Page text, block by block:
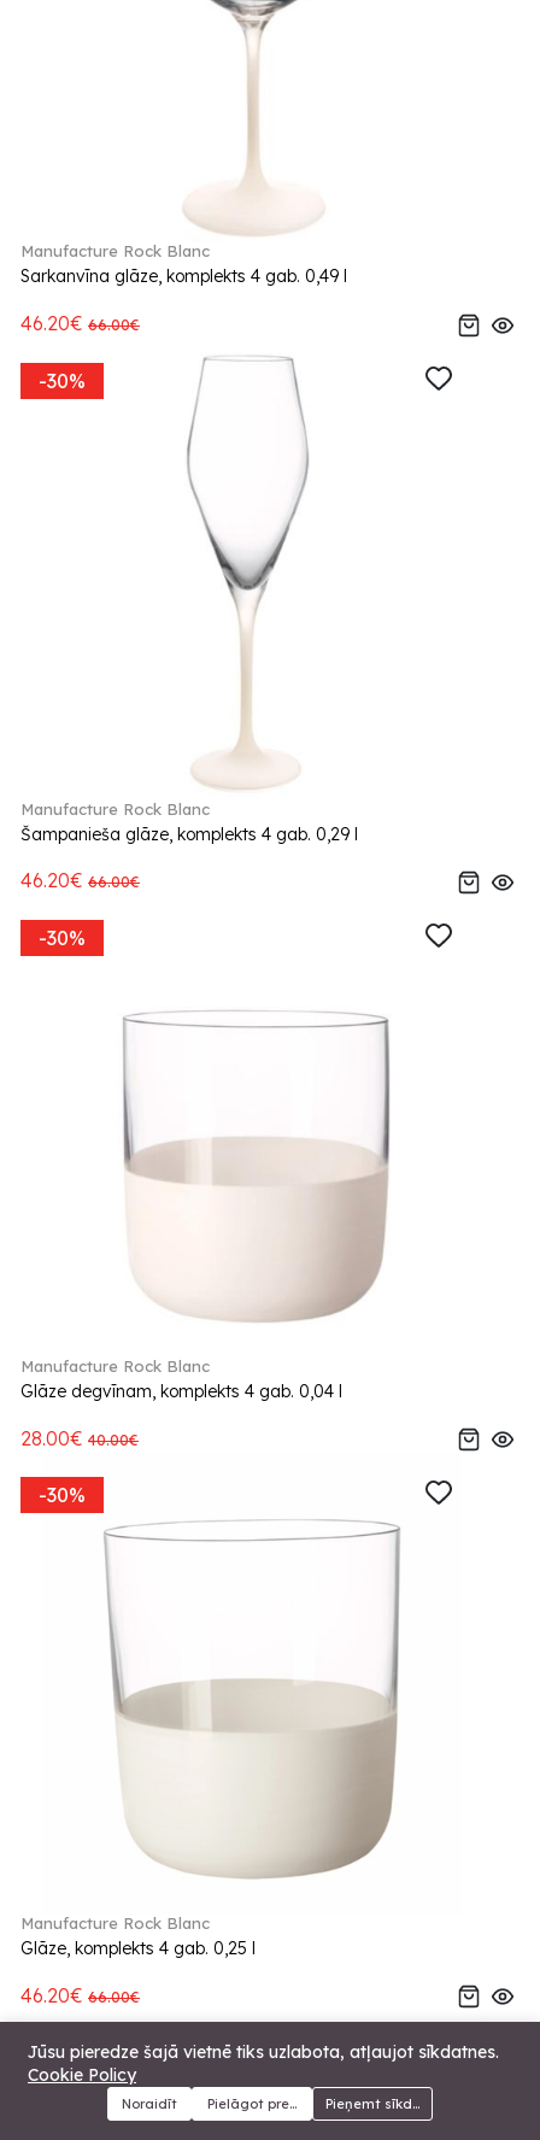
Menu Kategorijas Meklēt Grozs
Manufacture Rock Blanc
Sarkanvīna glāze, komplekts 4 gab. 0,49 l
46.20€ 66.00€
-30%
Manufacture Rock Blanc
Šampanieša glāze, komplekts 4 gab. 0,29 l
46.20€ 66.00€
-30%
Manufacture Rock Blanc
Glāze degvīnam, komplekts 4 gab. 0,04 l
28.00€ 40.00€
-30%
Manufacture Rock Blanc
Glāze, komplekts 4 gab. 0,25 l
46.20€ 66.00€
-30%
Jūsu pieredze šajā vietnē tiks uzlabota, atļaujot sīkdatnes.
Cookie Policy
Noraidīt Pielāgot preferencesPieņemt sīkdatnes